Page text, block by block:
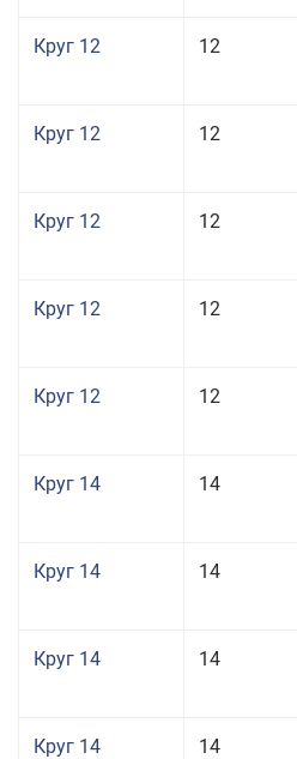
Круг 12 12
Круг 12 12
Круг 12 12
Круг 12 12
Круг 12 12
Круг 14 14
Круг 14 14
Круг 14 14
Круг 14 14